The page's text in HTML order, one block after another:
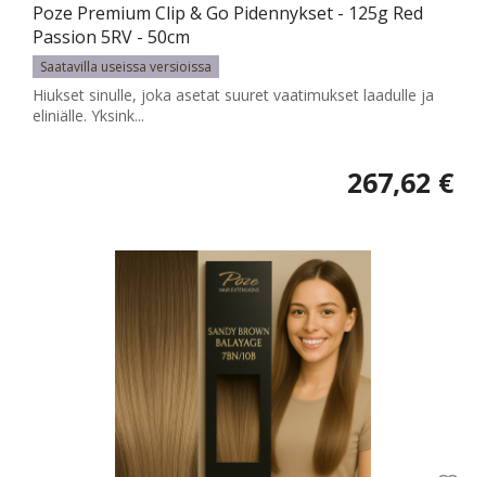
Poze Premium Clip & Go Pidennykset - 125g Red
Passion 5RV - 50cm
Saatavilla useissa versioissa
Hiukset sinulle, joka asetat suuret vaatimukset laadulle ja
eliniälle. Yksink...
267,62 €